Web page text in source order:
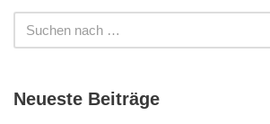
Neueste Beiträge